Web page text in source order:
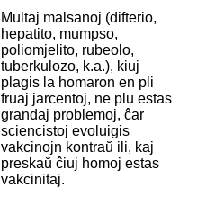
Multaj malsanoj (difterio,
hepatito, mumpso,
poliomjelito, rubeolo,
tuberkulozo, k.a.), kiuj
plagis la homaron en pli
fruaj jarcentoj, ne plu estas
grandaj problemoj, ĉar
sciencistoj evoluigis
vakcinojn kontraŭ ili, kaj
preskaŭ ĉiuj homoj estas
vakcinitaj.